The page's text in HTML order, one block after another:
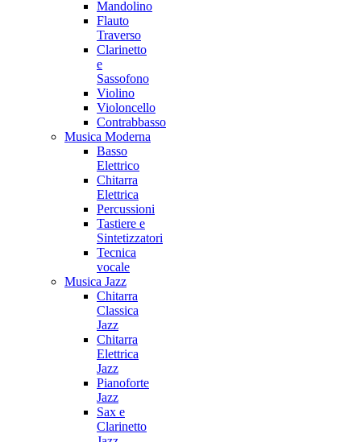
Mandolino
Flauto
Traverso
Clarinetto
e
Sassofono
Violino
Violoncello
Contrabbasso
Musica Moderna
Basso
Elettrico
Chitarra
Elettrica
Percussioni
Tastiere e
Sintetizzatori
Tecnica
vocale
Musica Jazz
Chitarra
Classica
Jazz
Chitarra
Elettrica
Jazz
Pianoforte
Jazz
Sax e
Clarinetto